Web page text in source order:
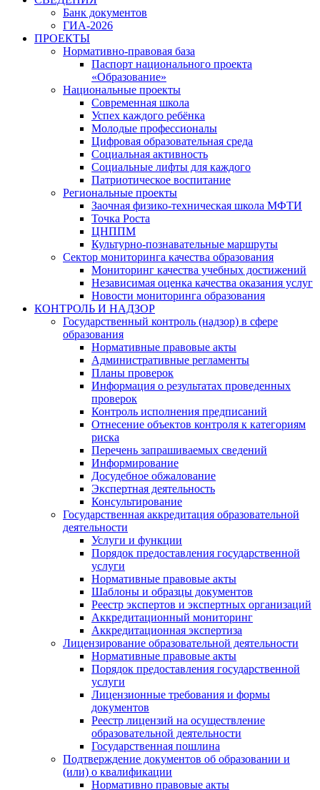
Банк документов
ГИА-2026
ПРОЕКТЫ
Нормативно-правовая база
Паспорт национального проекта
«Образование»
Национальные проекты
Современная школа
Успех каждого ребёнка
Молодые профессионалы
Цифровая образовательная среда
Социальная активность
Социальные лифты для каждого
Патриотическое воспитание
Региональные проекты
Заочная физико-техническая школа МФТИ
Точка Роста
ЦНППМ
Культурно-познавательные маршруты
Сектор мониторинга качества образования
Мониторинг качества учебных достижений
Независимая оценка качества оказания услуг
Новости мониторинга образования
КОНТРОЛЬ И НАДЗОР
Государственный контроль (надзор) в сфере
образования
Нормативные правовые акты
Административные регламенты
Планы проверок
Информация о результатах проведенных
проверок
Контроль исполнения предписаний
Отнесение объектов контроля к категориям
риска
Перечень запрашиваемых сведений
Информирование
Досудебное обжалование
Экспертная деятельность
Консультирование
Государственная аккредитация образовательной
деятельности
Услуги и функции
Порядок предоставления государственной
услуги
Нормативные правовые акты
Шаблоны и образцы документов
Реестр экспертов и экспертных организаций
Аккредитационный мониторинг
Аккредитационная экспертиза
Лицензирование образовательной деятельности
Нормативные правовые акты
Порядок предоставления государственной
услуги
Лицензионные требования и формы
документов
Реестр лицензий на осуществление
образовательной деятельности
Государственная пошлина
Подтверждение документов об образовании и
(или) о квалификации
Нормативно правовые акты